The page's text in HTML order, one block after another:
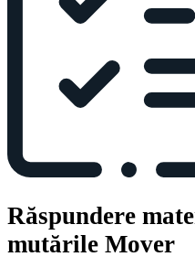
Răspundere
mutările Mover